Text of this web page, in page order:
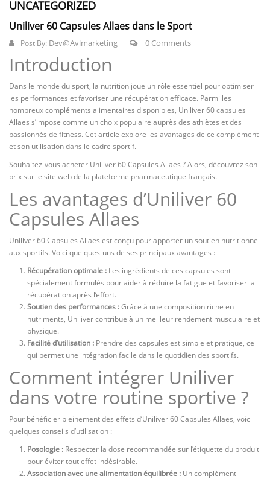
UNCATEGORIZED
Uniliver 60 Capsules Allaes dans le Sport
Post By: Dev@avlmarketing 0 Comments
Introduction
Dans le monde du sport, la nutrition joue un rôle essentiel pour optimiser
les performances et favoriser une récupération efficace. Parmi les
nombreux compléments alimentaires disponibles, Uniliver 60 capsules
Allaes s’impose comme un choix populaire auprès des athlètes et des
passionnés de fitness. Cet article explore les avantages de ce complément
et son utilisation dans le cadre sportif.
Souhaitez-vous acheter Uniliver 60 Capsules Allaes ? Alors, découvrez son
prix sur le site web de la plateforme pharmaceutique français.
Les avantages d’Uniliver 60
Capsules Allaes
Uniliver 60 Capsules Allaes est conçu pour apporter un soutien nutritionnel
aux sportifs. Voici quelques-uns de ses principaux avantages :
Récupération optimale : Les ingrédients de ces capsules sont
spécialement formulés pour aider à réduire la fatigue et favoriser la
récupération après l’effort.
Soutien des performances :Grâce à une composition riche en
nutriments, Uniliver contribue à un meilleur rendement musculaire et
physique.
Facilité d’utilisation : Prendre des capsules est simple et pratique, ce
qui permet une intégration facile dans le quotidien des sportifs.
Comment intégrer Uniliver
dans votre routine sportive ?
Pour bénéficier pleinement des effets d’Uniliver 60 Capsules Allaes, voici
quelques conseils d’utilisation :
Posologie : Respecter la dose recommandée sur l’étiquette du produit
pour éviter tout effet indésirable.
Association avec une alimentation équilibrée : Un complément